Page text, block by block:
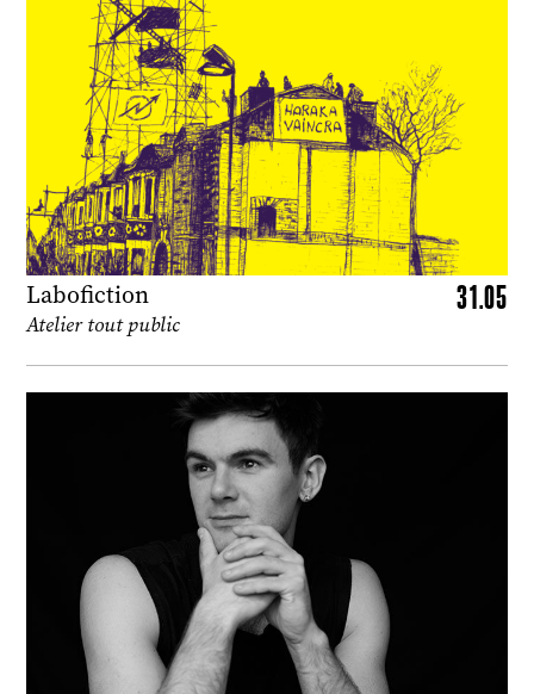
Labofiction 31.05
Atelier tout public